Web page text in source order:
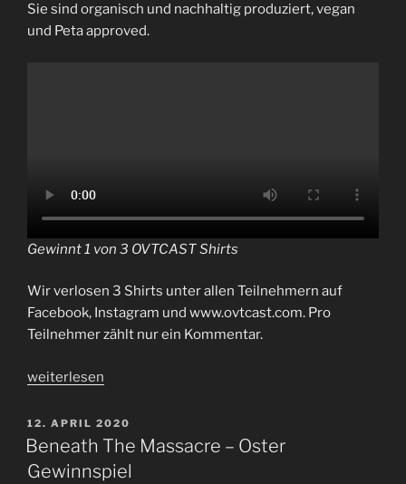
Sie sind organisch und nachhaltig produziert, vegan
und Peta approved.
Gewinnt 1 von 3 OVTCAST Shirts
Wir verlosen 3 Shirts unter allen Teilnehmern auf
Facebook, Instagram und www.ovtcast.com. Pro
Teilnehmer zählt nur ein Kommentar.
„Gewinnt
von
3
OVTCAST
weiterlesen
VERÖFFENTLICHT
AM
12. APRIL 2020
Beneath The Massacre – Oster
Gewinnspiel